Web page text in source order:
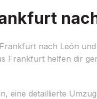
nach León
Frankfurt helfen dir
eine detaillierte